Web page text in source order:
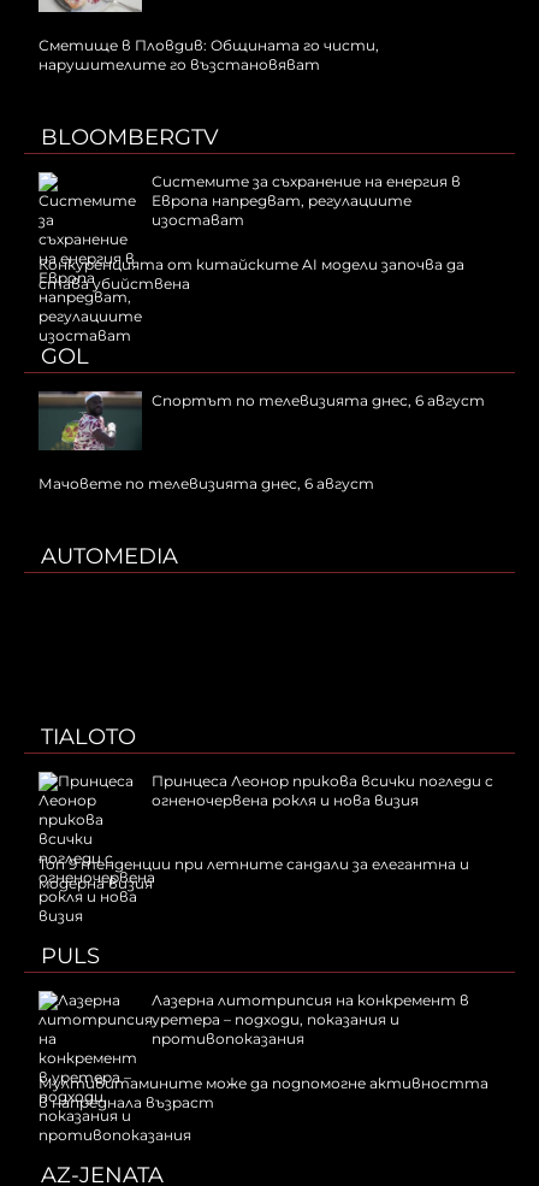
Сметище в Пловдив: Общината го чисти,
нарушителите го възстановяват
BLOOMBERGTV
Системите за съхранение на енергия в
Европа напредват, регулациите
изостават
Конкуренцията от китайските AI модели започва да
става убийствена
GOL
Спортът по телевизията днес, 6 август
Мачовете по телевизията днес, 6 август
AUTOMEDIA
TIALOTO
Принцеса Леонор прикова всички погледи с
огненочервена рокля и нова визия
Топ 9 тенденции при летните сандали за елегантна и
модерна визия
PULS
Лазерна литотрипсия на конкремент в
уретера – подходи, показания и
противопоказания
Мултивитамините може да подпомогне активността
в напреднала възраст
AZ-JENATA